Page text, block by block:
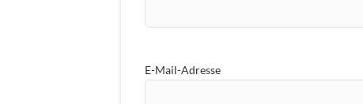
E-Mail-Adresse